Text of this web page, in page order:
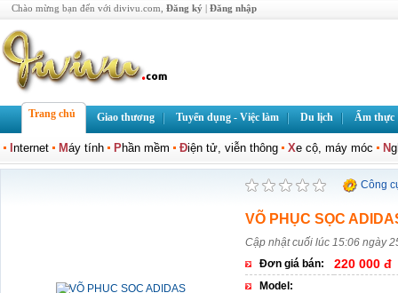
Chào mừng bạn đến với divivu.com, Đăng ký | Đăng nhập
Trang chủ Giao thương Tuyển dụng - Việc làm Du lịch Ẩm thực
nternet Máy tính Phần mềm Điện tử, viễn thông Xe cộ, máy móc N
Công
VÕ PHỤC SỌC
Cập nhật cuối lúc 15:06 ngày
Đơn giá bán:
220 000 đ
Model: